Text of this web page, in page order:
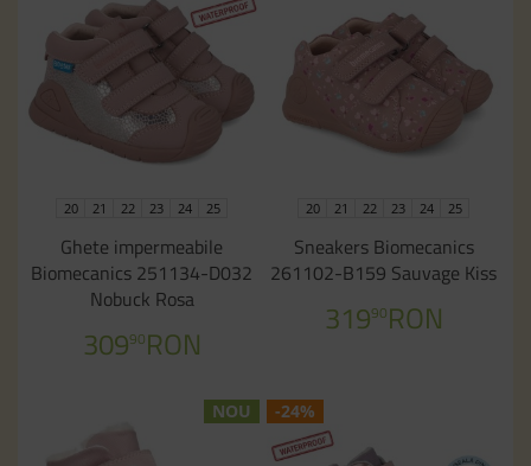
20 21 22 23 24 25
Ghete impermeabile
Biomecanics 251134-D032
Nobuck Rosa
30990RON
20 21 22 23 24 25
Sneakers Biomecanics
261102-B159 Sauvage Kiss
31990RON
NOU -24%